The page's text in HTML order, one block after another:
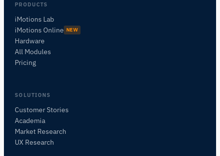
PRODUCTS
iMotions Lab
iMotions Online NEW
Hardware
All Modules
Pricing
SOLUTIONS
Customer Stories
Academia
Market Research
UX ResearchPosez des questions sur les méthodes de